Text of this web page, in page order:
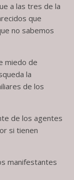
a las tres de la
que
no sabemos
miedo de
la
de los
de los agentes
si tienen
manifestantes